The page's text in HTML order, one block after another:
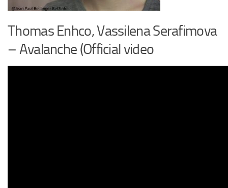
Thomas Enhco, Vassilena Serafimova
– Avalanche (Official video